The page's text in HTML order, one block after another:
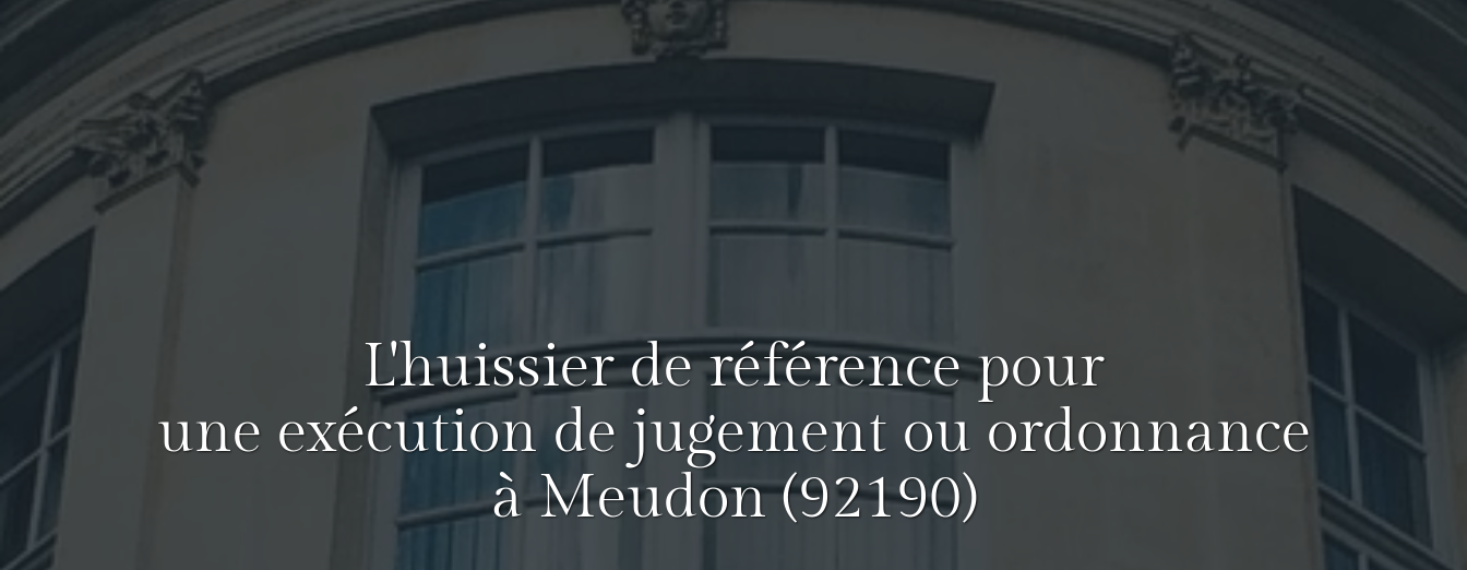
L'huissier de référence pour
une exécution de jugement ou ordonnance
à Meudon (92190)